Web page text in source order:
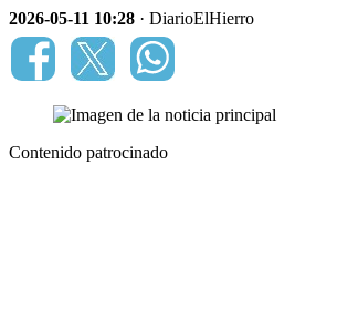
2026-05-11 10:28 · DiarioElHierro
Contenido patrocinado